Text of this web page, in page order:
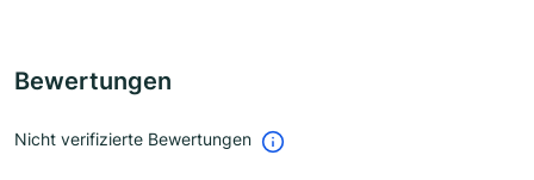
Bewertungen
Nicht verifizierte Bewertungen